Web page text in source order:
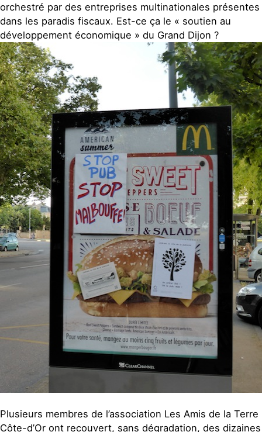
orchestré par des entreprises multinationales présentes
dans les paradis fiscaux. Est-ce ça le « soutien au
développement économique » du Grand Dijon ?
Plusieurs membres de l’association Les Amis de la Terre
Côte-d’Or ont recouvert, sans dégradation, des dizaines